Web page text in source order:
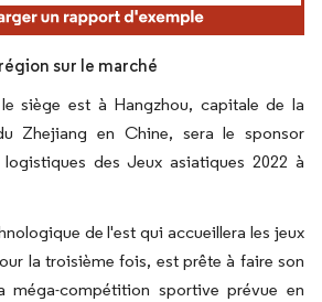
sur le marché
siège est à Hangzhou, capitale de la
Zhejiang en Chine, sera le sponsor
des Jeux asiatiques 2022 à
de l'est qui accueillera les jeux
la troisième fois, est prête à faire son
méga-compétition sportive prévue en